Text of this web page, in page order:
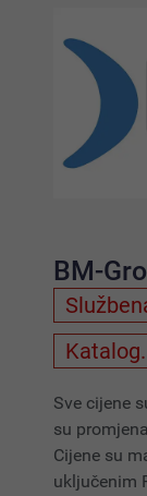
BM-
Sve cijene
su
Cijene su
uključenim